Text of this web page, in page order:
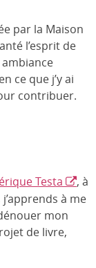
par la Maison
l’esprit de
ce que j’y ai
contribuer.
Testa
, à
à me
mon
de livre,